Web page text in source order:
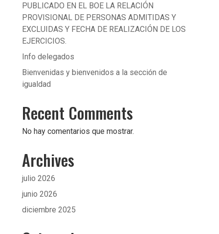
PUBLICADO EN EL BOE LA RELACIÓN
PROVISIONAL DE PERSONAS ADMITIDAS Y
EXCLUIDAS Y FECHA DE REALIZACIÓN DE LOS
EJERCICIOS.
Info delegados
Bienvenidas y bienvenidos a la sección de
igualdad
Recent Comments
No hay comentarios que mostrar.
Archives
julio 2026
junio 2026
diciembre 2025